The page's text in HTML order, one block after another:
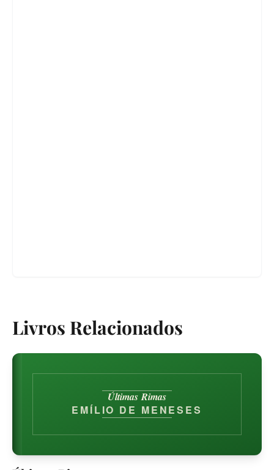
Livros Relacionados
Últimas Rimas
EMÍLIO DE MENESES